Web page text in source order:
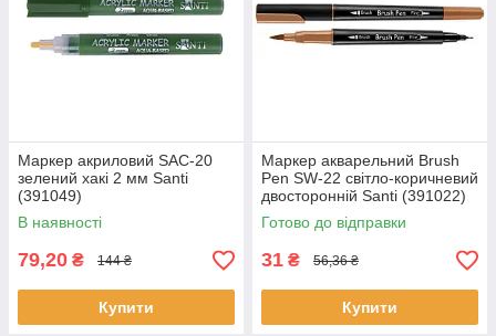
Маркер акриловий SAC-20
зелений хакі 2 мм Santi
(391049)
В наявності
79,20 ₴ 144 ₴
Купити
Маркер акварельний Brush
Pen SW-22 світло-коричневий
двосторонній Santi (391022)
Готово до відправки
31 ₴ 56,36 ₴
Купити